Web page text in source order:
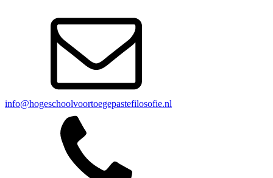
info@hogeschoolvoortoegepastefilosofie.nl